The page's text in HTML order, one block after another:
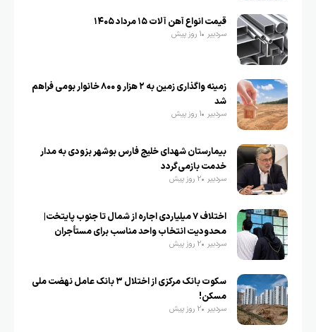
قیمت انواع آهن آلات ۱۵ مرداد ۱۴۰۵
سردبیر 1 روز پیش
زمینه واگذاری زمین به ۲ هزار و ۸۰۰ خانوار بومی فراهم
شد
سردبیر 1 روز پیش
بیمارستان شهدای خلیج فارس بوشهر بزودی به مدار
خدمت بازمی‌گردد
سردبیر 2 روز پیش
اختلاف ۷ میلیاردی اجاره از شمال تا جنوب پایتخت|
محدودیت انتخاب واحد مناسب برای مستأجران
سردبیر 2 روز پیش
سکوت بانک مرکزی از اختلال ۳ بانک عامل نهضت ملی
مسکن!
سردبیر 2 روز پیش